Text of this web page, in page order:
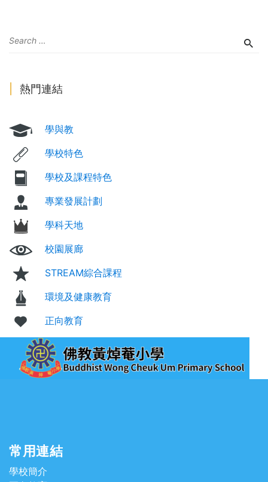
熱門連結
學與教
學校特色
學校及課程特色
專業發展計劃
學科天地
校園展廊
STREAM綜合課程
環境及健康教育
正向教育
常用連結
學校簡介